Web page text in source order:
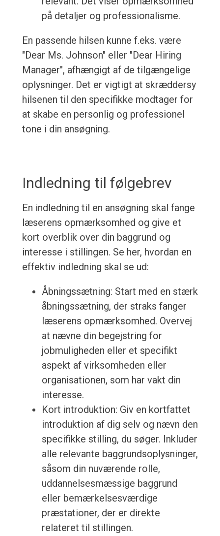
på detaljer og professionalisme.
En passende hilsen kunne f.eks. være
"Dear Ms. Johnson" eller "Dear Hiring
Manager", afhængigt af de tilgængelige
oplysninger. Det er vigtigt at skræddersy
hilsenen til den specifikke modtager for
at skabe en personlig og professionel
tone i din ansøgning.
Indledning til følgebrev
En indledning til en ansøgning skal fange
læserens opmærksomhed og give et
kort overblik over din baggrund og
interesse i stillingen. Se her, hvordan en
effektiv indledning skal se ud:
Åbningssætning: Start med en stærk
åbningssætning, der straks fanger
læserens opmærksomhed. Overvej
at nævne din begejstring for
jobmuligheden eller et specifikt
aspekt af virksomheden eller
organisationen, som har vakt din
interesse.
Kort introduktion: Giv en kortfattet
introduktion af dig selv og nævn den
specifikke stilling, du søger. Inkluder
alle relevante baggrundsoplysninger,
såsom din nuværende rolle,
uddannelsesmæssige baggrund
eller bemærkelsesværdige
præstationer, der er direkte
relateret til stillingen.